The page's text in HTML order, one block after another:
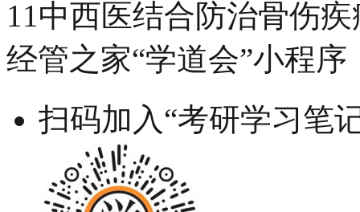
经管之家“学道会”小程序
扫码加入“考研学习笔